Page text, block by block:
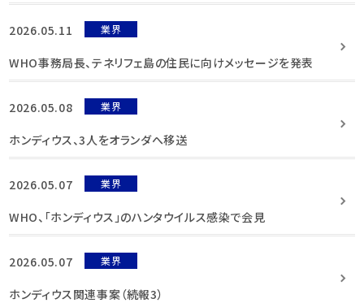
2026.05.11 業界
WHO事務局長、テネリフェ島の住民に向けメッセージを発表
2026.05.08 業界
ホンディウス、3人をオランダへ移送
2026.05.07 業界
WHO、「ホンディウス」のハンタウイルス感染で会見
2026.05.07 業界
ホンディウス関連事案（続報3）